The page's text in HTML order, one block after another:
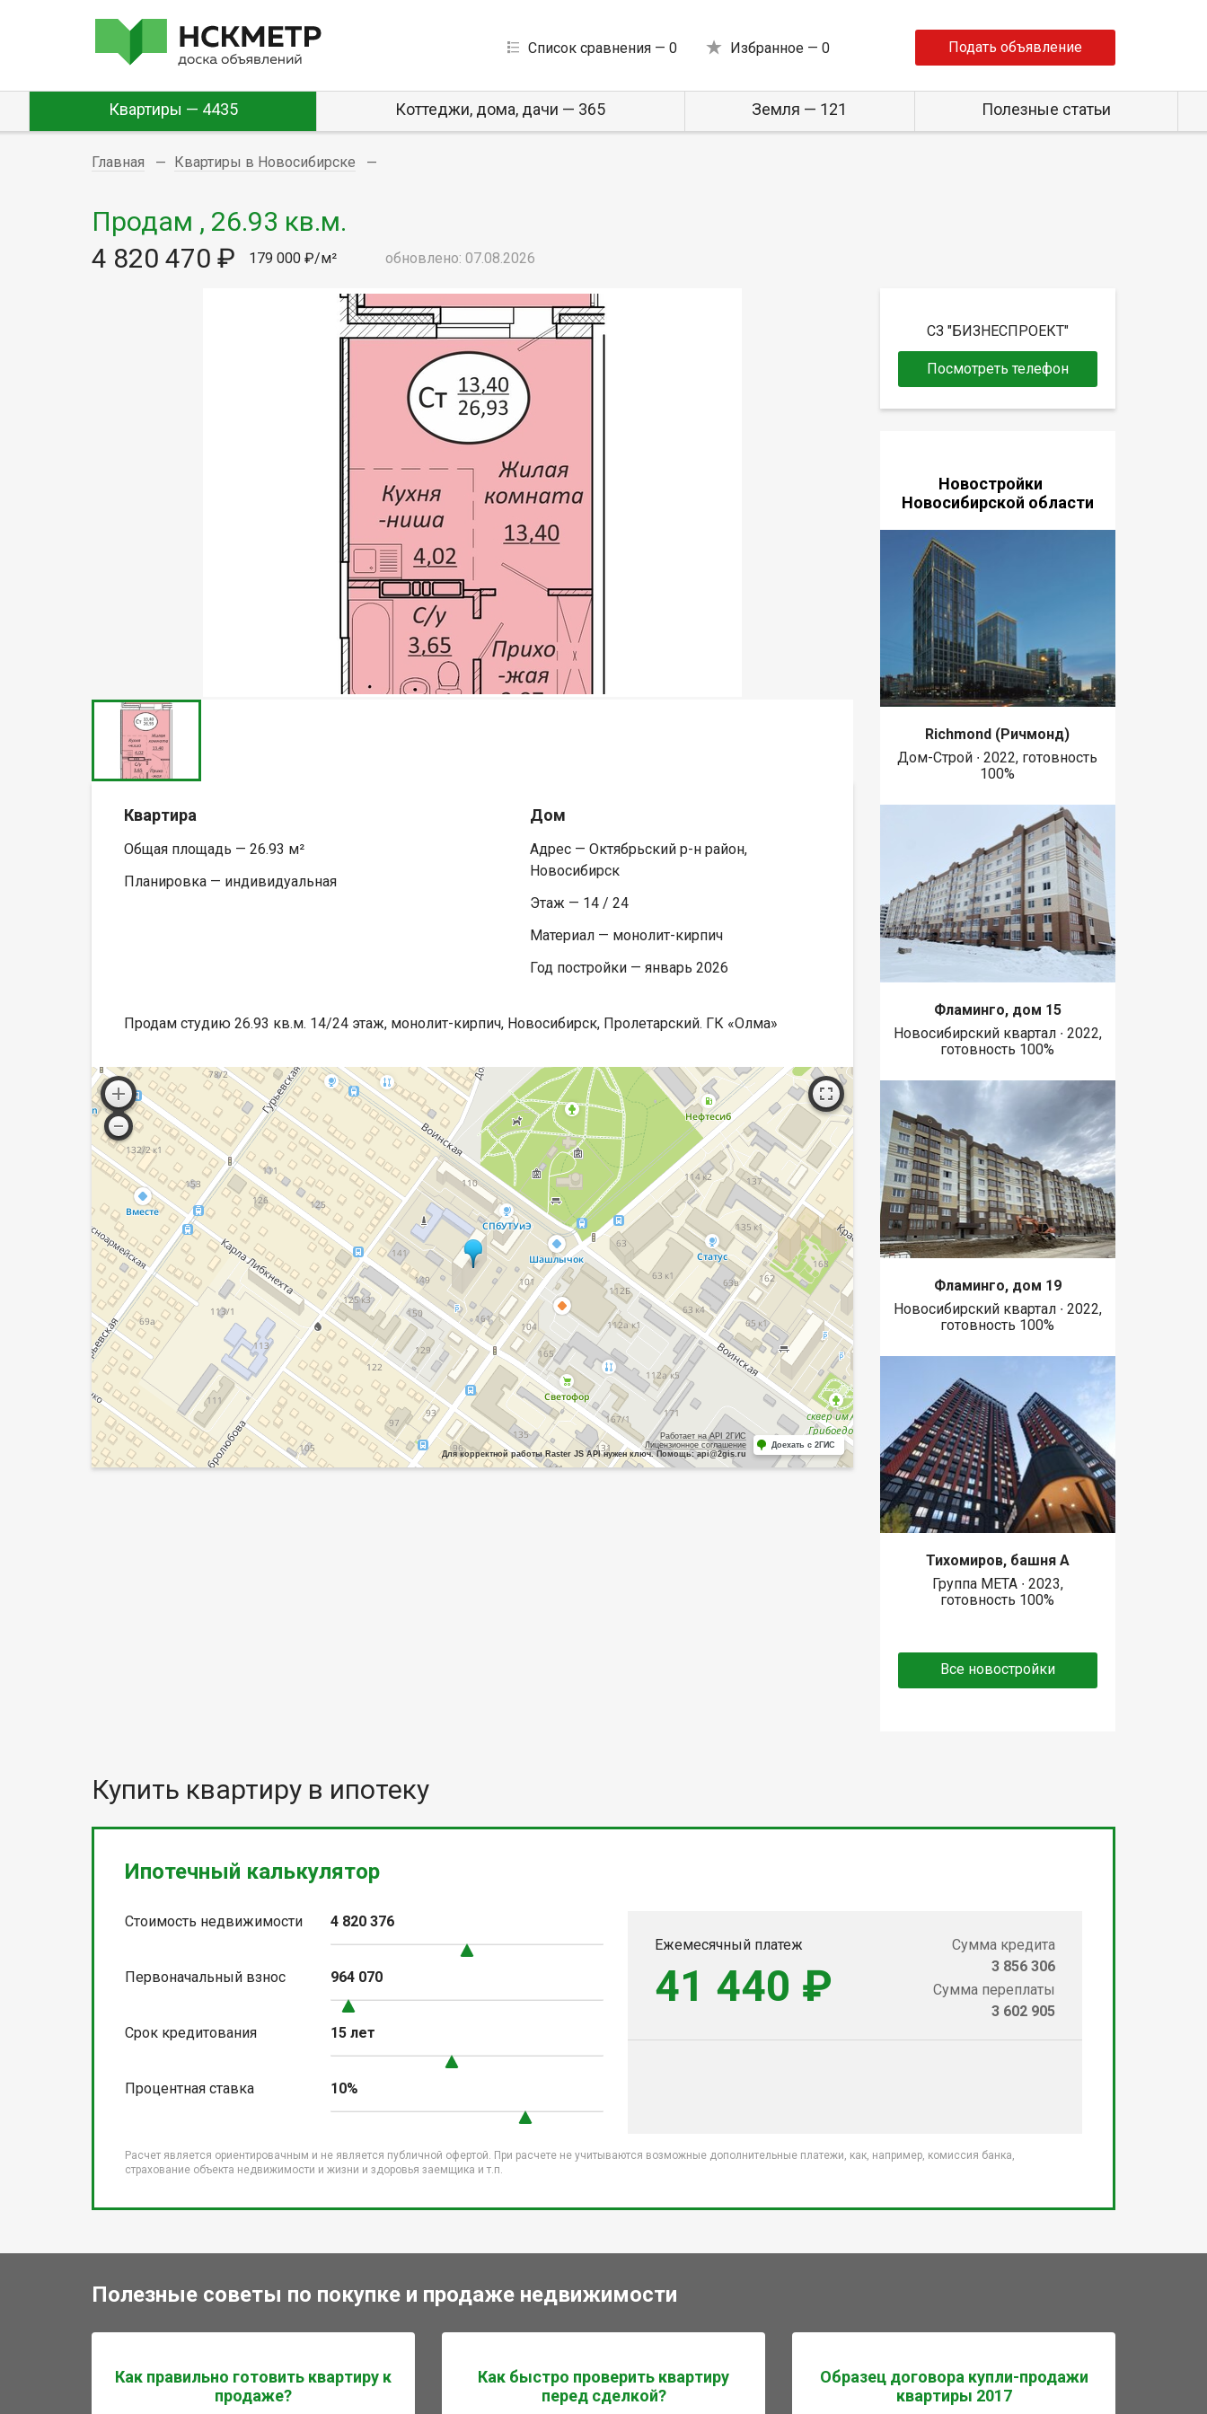
Список сравнения — 0 Избранное — 0 Подать объявление
Квартиры — 4435 Коттеджи, дома, дачи — 365 Земля — 121 Полезные статьи
Главная Квартиры в Новосибирске
Продам , 26.93 кв.м.
4 820 470 ₽
179 000 ₽/м² обновлено: 07.08.2026
Квартира
Общая площадь — 26.93 м²
Планировка — индивидуальная
Дом
Адрес — Октябрьский р-н район,
Новосибирск
Этаж — 14 / 24
Материал — монолит-кирпич
Год постройки — январь 2026
Продам студию 26.93 кв.м. 14/24 этаж, монолит-кирпич, Новосибирск, Пролетарский. ГК «Олма»
Работает на API 2ГИС
Лицензионное соглашение
Для корректной работы Raster JS API нужен ключ. Помощь: api@2gis.ru
Доехать с 2ГИС
СЗ "БИЗНЕСПРОЕКТ"
Посмотреть телефон
Новостройки
Новосибирской области
Richmond (Ричмонд)
Дом-Строй ∙ 2022, готовность
100%
Фламинго, дом 15
Новосибирский квартал ∙ 2022,
готовность 100%
Фламинго, дом 19
Новосибирский квартал ∙ 2022,
готовность 100%
Тихомиров, башня А
Группа МЕТА ∙ 2023,
готовность 100%
Все новостройки
Купить квартиру в ипотеку
Ипотечный калькулятор
Стоимость недвижимости 4 820 376
Первоначальный взнос 964 070
Срок кредитования 15 лет
Процентная ставка 10%
Ежемесячный платеж
41 440 ₽
Сумма кредита
3 856 306
Сумма переплаты
3 602 905
Расчет является ориентировачным и не является публичной офертой. При расчете не учитываются возможные дополнительные платежи, как, например, комиссия банка,
страхование объекта недвижимости и жизни и здоровья заемщика и т.п.
Полезные советы по покупке и продаже недвижимости
Как правильно готовить квартиру к
продаже?
Как быстро проверить квартиру
перед сделкой?
Образец договора купли-продажи
квартиры 2017